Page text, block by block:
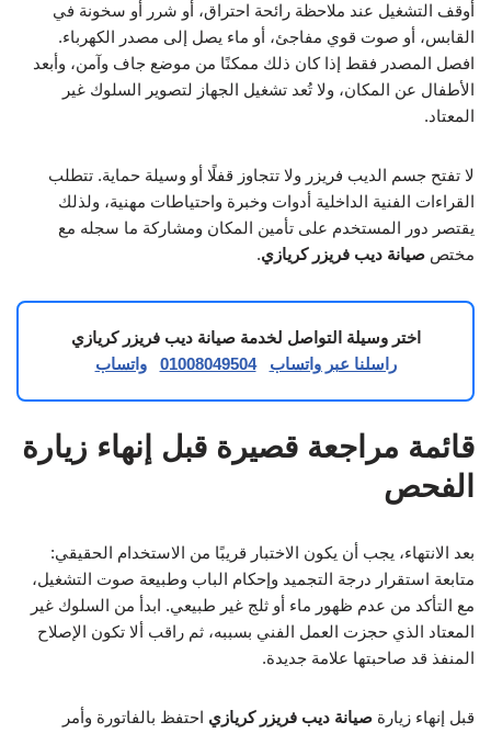
أوقف التشغيل عند ملاحظة رائحة احتراق، أو شرر أو سخونة في
القابس، أو صوت قوي مفاجئ، أو ماء يصل إلى مصدر الكهرباء.
افصل المصدر فقط إذا كان ذلك ممكنًا من موضع جاف وآمن، وأبعد
الأطفال عن المكان، ولا تُعد تشغيل الجهاز لتصوير السلوك غير
المعتاد.
لا تفتح جسم الديب فريزر ولا تتجاوز قفلًا أو وسيلة حماية. تتطلب
القراءات الفنية الداخلية أدوات وخبرة واحتياطات مهنية، ولذلك
يقتصر دور المستخدم على تأمين المكان ومشاركة ما سجله مع
مختص صيانة ديب فريزر كريازي.
اختر وسيلة التواصل لخدمة صيانة ديب فريزر كريازي
راسلنا عبر واتساب
01008049504 واتساب
قائمة مراجعة قصيرة قبل إنهاء زيارة
الفحص
بعد الانتهاء، يجب أن يكون الاختبار قريبًا من الاستخدام الحقيقي:
متابعة استقرار درجة التجميد وإحكام الباب وطبيعة صوت التشغيل،
مع التأكد من عدم ظهور ماء أو ثلج غير طبيعي. ابدأ من السلوك غير
المعتاد الذي حجزت العمل الفني بسببه، ثم راقب ألا تكون الإصلاح
المنفذ قد صاحبتها علامة جديدة.
قبل إنهاء زيارة صيانة ديب فريزر كريازي احتفظ بالفاتورة وأمر